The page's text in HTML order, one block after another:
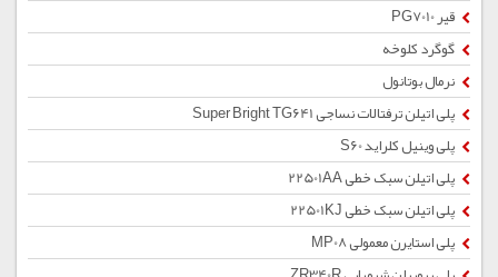
قیر PG7010
گوگرد کلوخه
نرمال بوتانول
پلی اتیلن ترفتالات نساجی Super Bright TG641
پلی وینیل کلراید S60
پلی اتیلن سبک خطی 22501AA
پلی اتیلن سبک خطی 22501KJ
پلی استایرن معمولی MP08